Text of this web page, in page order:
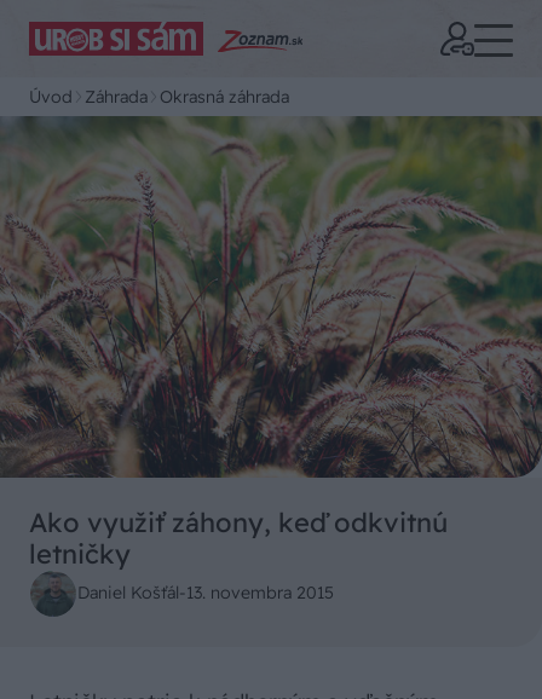
Úvod Záhrada Okrasná záhrada
Ako využiť záhony, keď odkvitnú
letničky
Daniel Košťál-13. novembra 2015